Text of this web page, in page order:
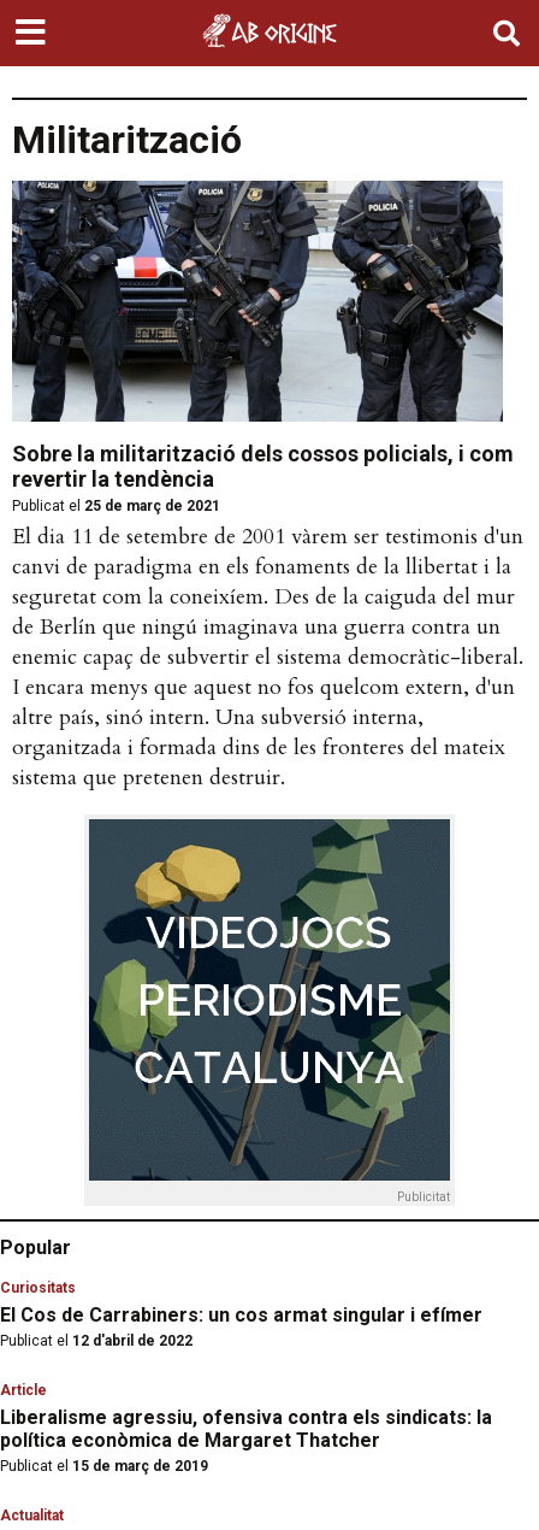
Militarització
Sobre la militarització dels cossos policials, i com
revertir la tendència
Publicat el 25 de març de 2021
El dia 11 de setembre de 2001 vàrem ser testimonis d'un
canvi de paradigma en els fonaments de la llibertat i la
seguretat com la coneixíem. Des de la caiguda del mur
de Berlín que ningú imaginava una guerra contra un
enemic capaç de subvertir el sistema democràtic-liberal.
I encara menys que aquest no fos quelcom extern, d'un
altre país, sinó intern. Una subversió interna,
organitzada i formada dins de les fronteres del mateix
sistema que pretenen destruir.
Publicitat
Popular
Curiositats
El Cos de Carrabiners: un cos armat singular i efímer
Publicat el 12 d'abril de 2022
Article
Liberalisme agressiu, ofensiva contra els sindicats: la
política econòmica de Margaret Thatcher
Publicat el 15 de març de 2019
Actualitat